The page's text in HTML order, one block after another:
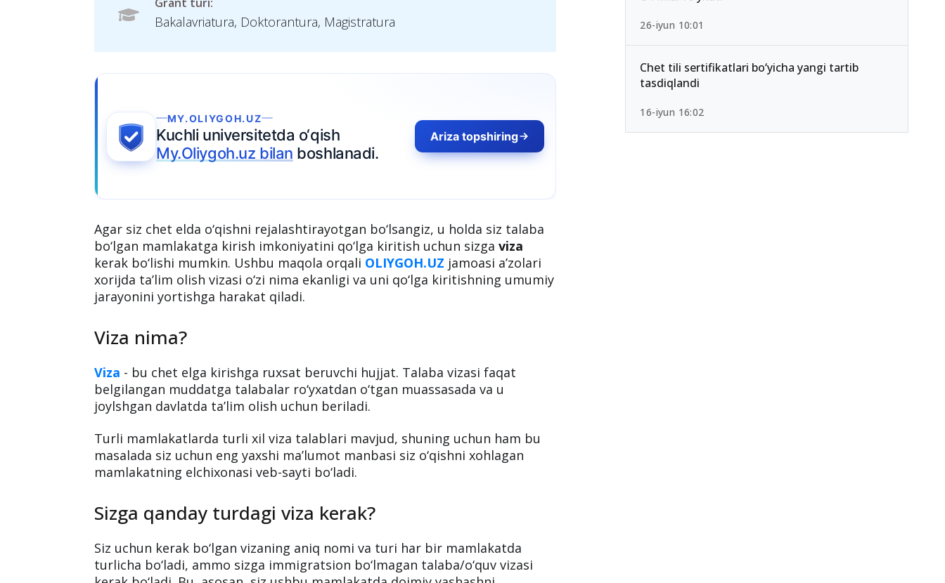
Bakalavriatura, Doktorantura, Magistratura
Ariza topshiring
Agar siz chet elda o‘qishni rejalashtirayotgan bo‘lsangiz, u holda siz talaba
bo‘lgan mamlakatga kirish imkoniyatini qo‘lga kiritish uchun sizga
kerak bo‘lishi mumkin. Ushbu maqola orqali OLIYGOH.UZ
jamoasi a’zolari
xorijda ta’lim olish vizasi o‘zi nima ekanligi va uni qo‘lga kiritishning umumiy
jarayonini yortishga harakat qiladi.
Viza nima?
Viza- bu chet elga kirishga ruxsat beruvchi hujjat. Talaba vizasi faqat
joylshgan davlatda ta’lim olish uchun beriladi.
Turli mamlakatlarda turli xil viza talablari mavjud, shuning uchun ham bu
masalada siz uchun eng yaxshi ma’lumot manbasi siz o‘qishni xohlagan
mamlakatning elchixonasi veb-sayti bo‘ladi.
26-iyun 10:01
Chet tili sertifikatlari bo‘yicha yangi tartib
tasdiqlandi
16-iyun 16:02